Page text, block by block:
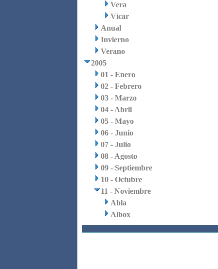
Vera
Vícar
Anual
Invierno
Verano
2005
01 - Enero
02 - Febrero
03 - Marzo
04 - Abril
05 - Mayo
06 - Junio
07 - Julio
08 - Agosto
09 - Septiembre
10 - Octubre
11 - Noviembre
Abla
Albox